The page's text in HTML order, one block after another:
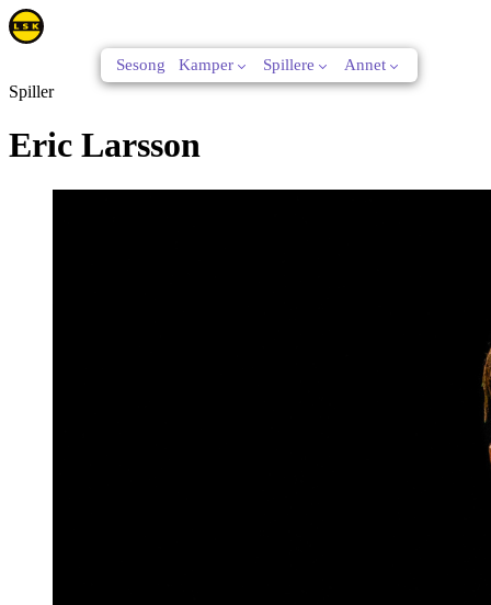
Sesong Kamper Spillere Annet
Spiller
Eric Larsson